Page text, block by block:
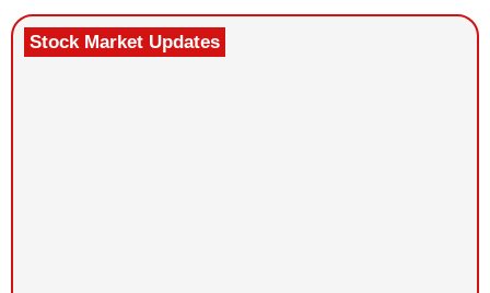
Stock Market Updates